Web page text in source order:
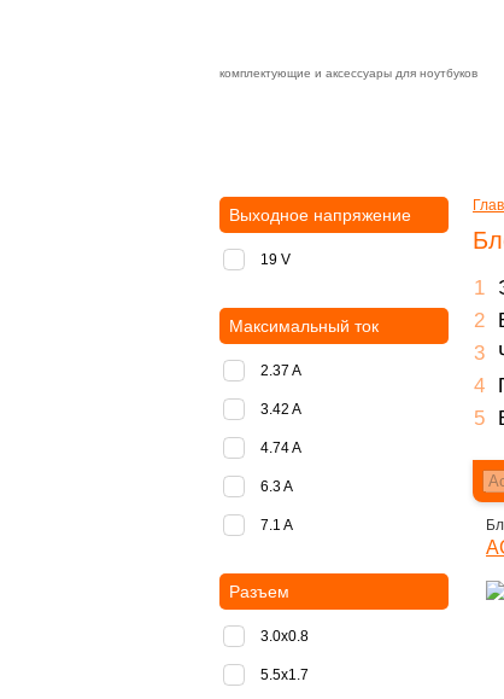
комплектующие и аксессуары для ноутбуков
Выходное напряжение
19 V
Максимальный ток
2.37 A
3.42 A
4.74 A
6.3 A
7.1 A
Разъем
3.0x0.8
5.5х1.7